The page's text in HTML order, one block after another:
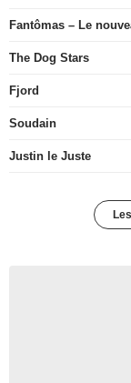
Fantômas – Le
The Dog Stars
Fjord
Soudain
Justin le Juste